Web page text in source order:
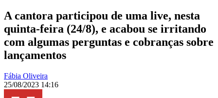
A cantora participou de uma live, nesta
quinta-feira (24/8), e acabou se irritando
com algumas perguntas e cobranças sobre
lançamentos
Fábia Oliveira
25/08/2023 14:16